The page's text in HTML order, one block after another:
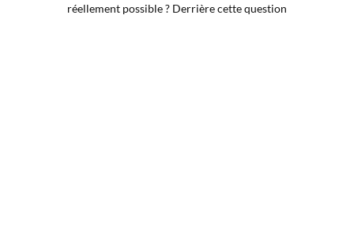
réellement possible ? Derrière cette question